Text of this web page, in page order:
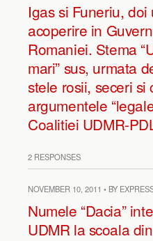
Igas si Funeriu,
acoperire in
Romaniei. Stema
mari” sus, urmata
stele rosii, seceri si
argumentele
Coalitiei UDMR-
2 RESPONSES
NOVEMBER 10, 2011 • BY
Numele “Dacia”
UDMR la scoala